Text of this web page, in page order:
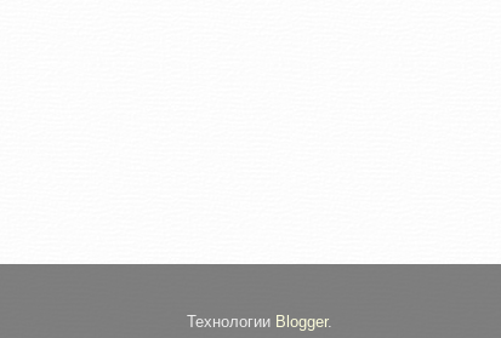
Технологии Blogger.